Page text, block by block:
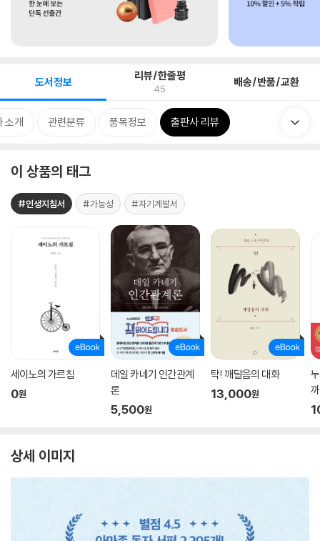
도서정보 리뷰/한줄평
45 배송/반품/교환
소개 관련분류 품목정보 출판사 리뷰
이 상품의 태그
#인생지침서 #가능성 #자기계발서
세이노의 가르침
0원
데일 카네기 인간관계
론
5,500원
탁! 깨달음의 대화
13,000원
까
상세 이미지